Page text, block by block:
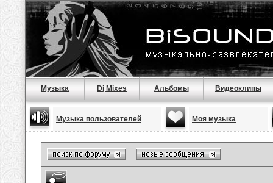
Музыка Dj Mixes Альбомы Видеоклипы
Музыка пользователей Моя музыка